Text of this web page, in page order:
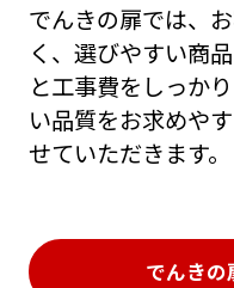
でんきの扉では、
く、選びやすい商
と⼯事費をしっか
い品質をお求めや
せていただきます。
でんきの